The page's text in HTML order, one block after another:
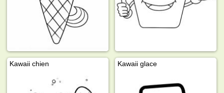
Kawaii chien Kawaii glace